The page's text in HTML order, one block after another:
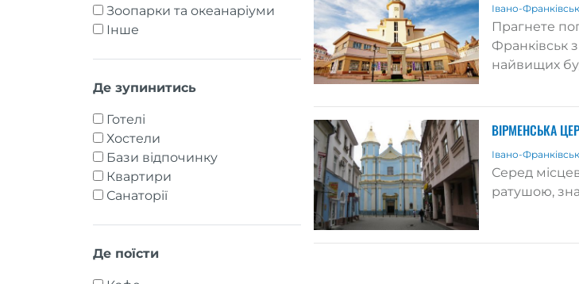
Зоопарки та океанаріуми
Інше
Де зупинитись
Готелі
Хостели
Бази відпочинку
Квартири
Санаторії
Де поїсти
Івано-Франківськ
Прагнете
Франківськ
найвищих
ВІРМЕНСЬКА
Івано-Франківськ
Серед
ратушою,